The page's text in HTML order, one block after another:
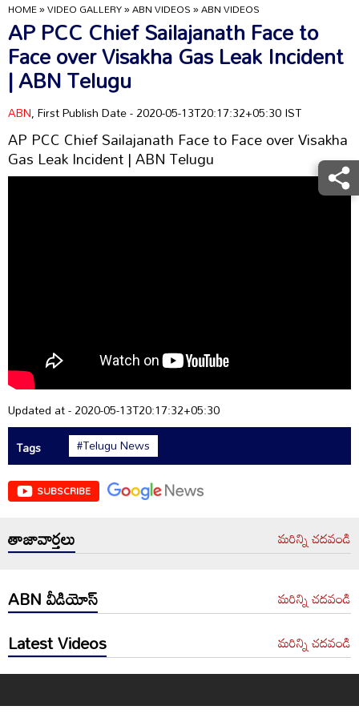
HOME»VIDEO GALLERY»ABN VIDEOS»ABN VIDEOS
AP PCC Chief Sailajanath Face to
Face over Visakha Gas Leak Incident
| ABN Telugu
ABN, First Publish Date - 2020-05-13T20:17:32+05:30 IST
AP PCC Chief Sailajanath Face to Face over Visakha
Gas Leak Incident | ABN Telugu
Updated at - 2020-05-13T20:17:32+05:30
Tags
#Telugu News
SUBSCRIBE
తాజావార్తలు మరిన్ని చదవండి
ABN వీడియోస్ మరిన్ని చదవండి
Latest Videos మరిన్ని చదవండి